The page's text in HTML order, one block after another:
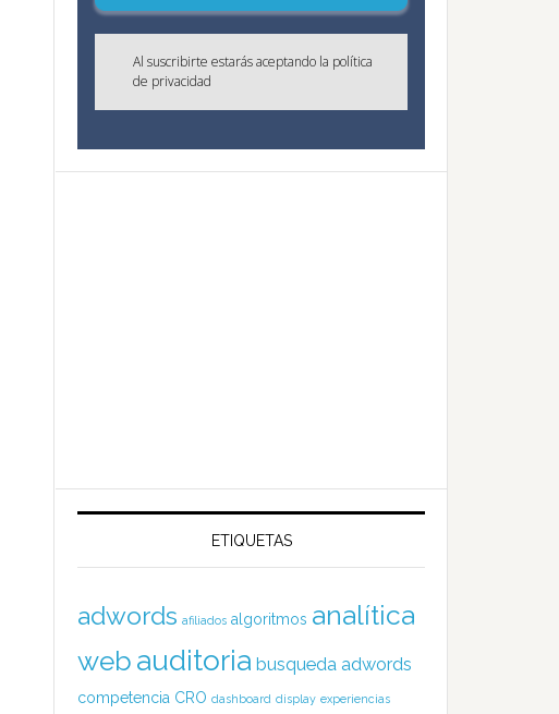
Al suscribirte estarás aceptando la política
de privacidad
ETIQUETAS
adwords afiliados algoritmos analítica
web auditoria busqueda adwords
competencia CRO dashboard display experiencias